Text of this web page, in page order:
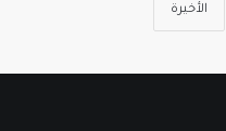
الأخيرة